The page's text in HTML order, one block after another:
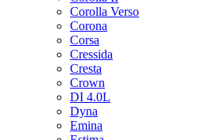
Corolla Verso
Corona
Corsa
Cressida
Cresta
Crown
DI 4.0L
Dyna
Emina